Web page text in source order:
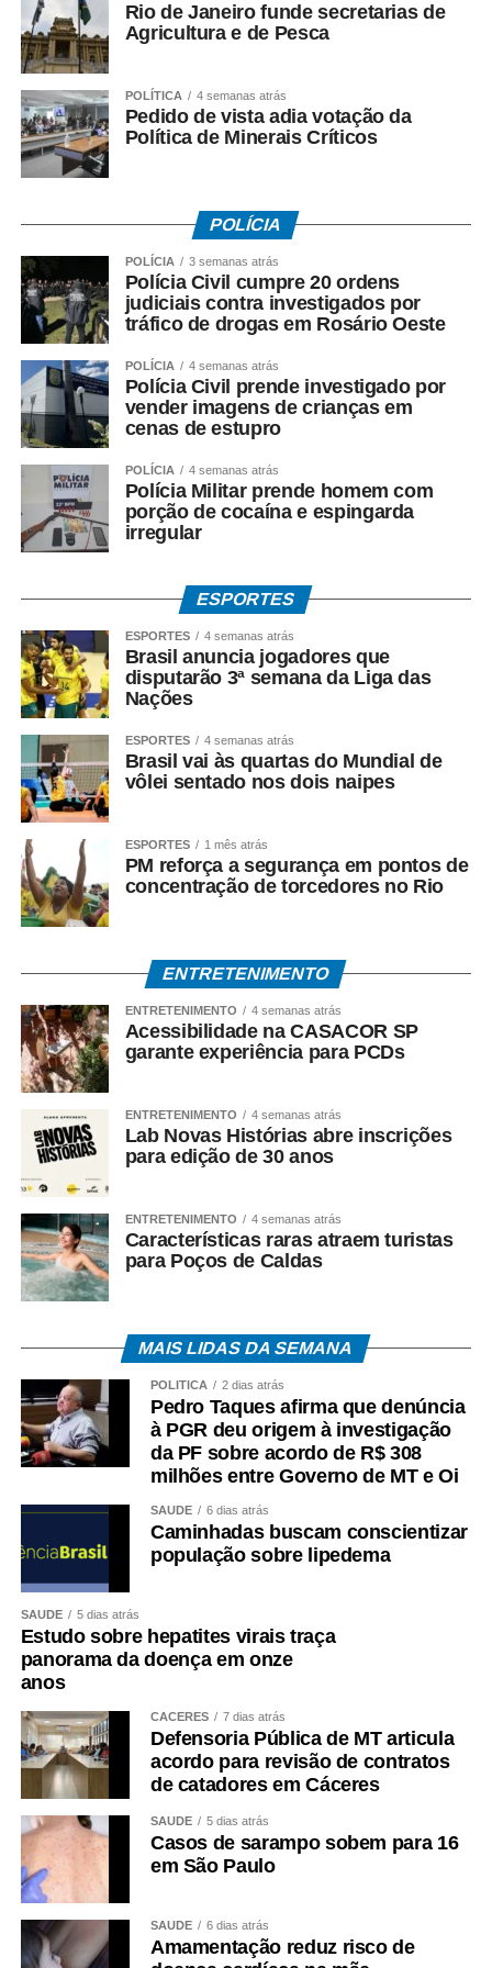
COMENTE ABAIXO:
Rio de Janeiro funde secretarias de
Agricultura e de Pesca
POLÍTICA 4 semanas atrás
Pedido de vista adia votação da
Política de Minerais Críticos
POLÍCIA
POLÍCIA 3 semanas atrás
Polícia Civil cumpre 20 ordens
judiciais contra investigados por
tráfico de drogas em Rosário Oeste
POLÍCIA 4 semanas atrás
Polícia Civil prende investigado por
vender imagens de crianças em
cenas de estupro
POLÍCIA 4 semanas atrás
Polícia Militar prende homem com
porção de cocaína e espingarda
irregular
ESPORTES
ESPORTES 4 semanas atrás
Brasil anuncia jogadores que
disputarão 3ª semana da Liga das
Nações
ESPORTES 4 semanas atrás
Brasil vai às quartas do Mundial de
vôlei sentado nos dois naipes
ESPORTES 1 mês atrás
PM reforça a segurança em pontos de
concentração de torcedores no Rio
ENTRETENIMENTO
ENTRETENIMENTO 4 semanas atrás
Acessibilidade na CASACOR SP
garante experiência para PCDs
ENTRETENIMENTO 4 semanas atrás
Lab Novas Histórias abre inscrições
para edição de 30 anos
ENTRETENIMENTO 4 semanas atrás
Características raras atraem turistas
para Poços de Caldas
MAIS LIDAS DA SEMANA
POLÍTICA 2 dias atrás
Pedro Taques afirma que denúncia
à PGR deu origem à investigação
da PF sobre acordo de R$ 308
milhões entre Governo de MT e Oi
SAÚDE 6 dias atrás
Caminhadas buscam conscientizar
população sobre lipedema
SAÚDE 5 dias atrás
Estudo sobre hepatites virais traça
panorama da doença em onze
anos
CÁCERES 7 dias atrás
Defensoria Pública de MT articula
acordo para revisão de contratos
de catadores em Cáceres
SAÚDE 5 dias atrás
Casos de sarampo sobem para 16
em São Paulo
SAÚDE 6 dias atrás
Amamentação reduz risco de